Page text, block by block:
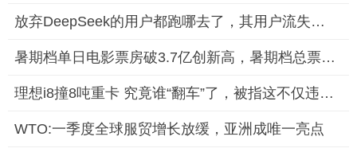
放弃DeepSeek的用户都跑哪去了，其用户流失问题引发了行业关注
暑期档单日电影票房破3.7亿创新高，暑期档总票房(含预售)已突破6
理想i8撞8吨重卡 究竟谁“翻车”了，被指这不仅违背了科学测试的
WTO:一季度全球服贸增长放缓，亚洲成唯一亮点